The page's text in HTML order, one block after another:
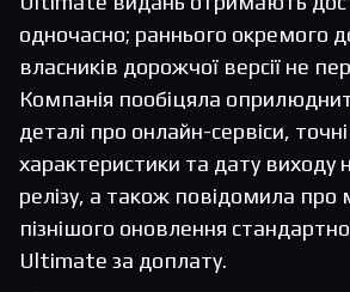
одночасно; раннього окремого
власників дорожчої версії не
Компанія пообіцяла
деталі про онлайн-сервіси, точні
характеристики та дату
релізу, а також повідомила про
пізнішого оновлення
Ultimate за доплату.